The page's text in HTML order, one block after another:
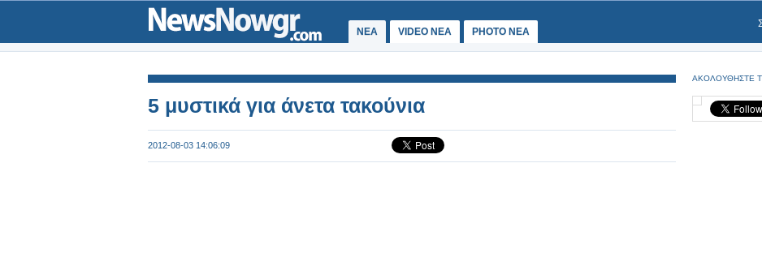
ΝΕΑ VIDEO NEA PHOTO NEA
5 μυστικά για άνετα τακούνια
2012-08-03 14:06:09
ΑΚΟΛΟΥΘΗΣΤΕ